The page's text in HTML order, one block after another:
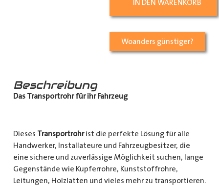
IN DEN WARENKORB
Woanders günstiger?
Beschreibung
Das Transportrohr für ihr Fahrzeug
Dieses Transportrohrist die perfekte Lösung für alle
Handwerker, Installateure und Fahrzeugbesitzer, die
eine sichere und zuverlässige Möglichkeit suchen, lange
Gegenstände wie Kupferrohre, Kunststoffrohre,
Leitungen, Holzlatten und vieles mehr zu transportieren.